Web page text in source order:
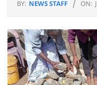
BY: NEWS STAFF ON: